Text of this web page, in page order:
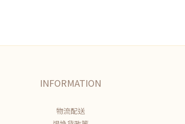
INFORMATION
物流配送